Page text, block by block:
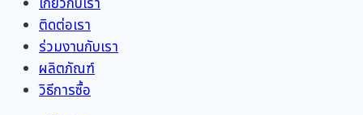
เกี่ยวกับเรา
ติดต่อเรา
ร่วมงานกับเรา
ผลิตภัณฑ์
วิธีการซื้อ